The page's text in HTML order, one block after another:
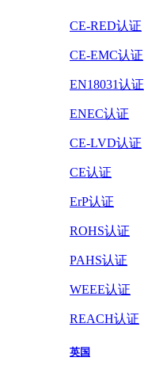
CE-RED认证
CE-EMC认证
EN18031认证
ENEC认证
CE-LVD认证
CE认证
ErP认证
ROHS认证
PAHS认证
WEEE认证
REACH认证
英国